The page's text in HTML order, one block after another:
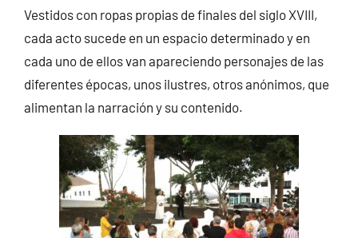
Vestidos con ropas propias de finales del siglo XVIII,
cada acto sucede en un espacio determinado y en
cada uno de ellos van apareciendo personajes de las
diferentes épocas, unos ilustres, otros anónimos, que
alimentan la narración y su contenido.